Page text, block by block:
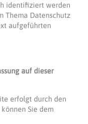
identifiziert werden
Thema Datenschutz
aufgeführten
auf dieser
erfolgt durch den
Sie dem